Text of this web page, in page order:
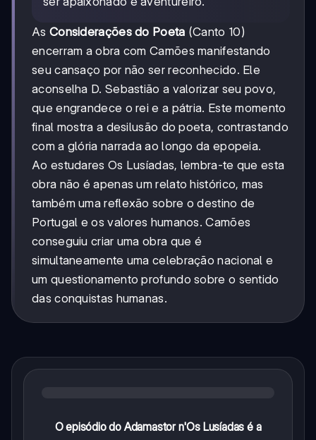
As Considerações do Poeta (Canto 10)
encerram a obra com Camões manifestando
seu cansaço por não ser reconhecido. Ele
aconselha D. Sebastião a valorizar seu povo,
que engrandece o rei e a pátria. Este momento
final mostra a desilusão do poeta, contrastando
com a glória narrada ao longo da epopeia.
Ao estudares Os Lusíadas, lembra-te que esta
obra não é apenas um relato histórico, mas
também uma reflexão sobre o destino de
Portugal e os valores humanos. Camões
conseguiu criar uma obra que é
simultaneamente uma celebração nacional e
um questionamento profundo sobre o sentido
das conquistas humanas.
O episódio do Adamastor n'Os Lusíadas é a